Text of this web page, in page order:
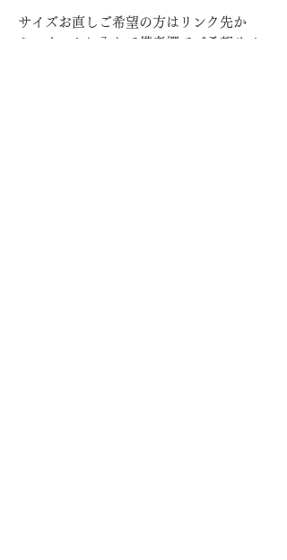
サイズお直しご希望の方はリンク先か
ら、カートに入れて備考欄でご希望サイ